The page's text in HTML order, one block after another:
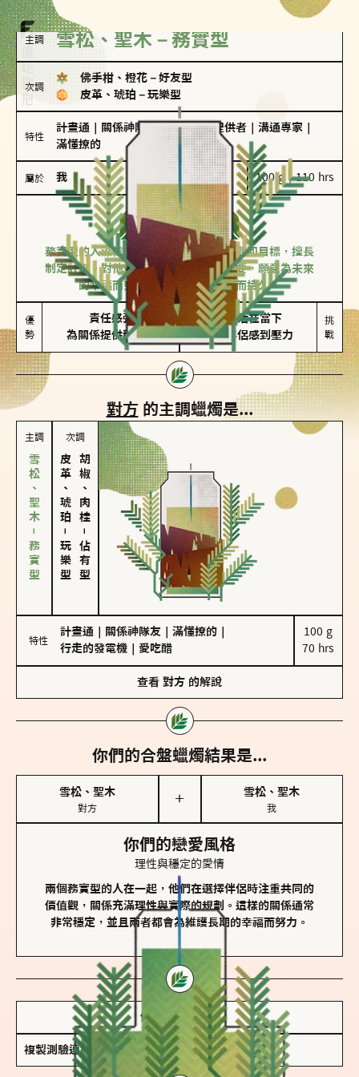
主調 雪松、聖木－務實型
次調
佛手柑、橙花 － 好友型
皮革、琥珀 － 玩樂型
特性
計畫通 關係神隊友 情緒價值提供者 溝通專家
滿懂撩的
屬於 我 100 g｜110 hrs
務實型
雪松、聖木
務實型的人深信愛情立基於共同的價值觀和目標，擅長
制定計劃。對他們來說，感情穩定最重要，願意為未來
的幸福而努力，讓愛情變得踏實而持久。
優
勢
責任感強
為關係提供穩定度
較難活在當下
易讓伴侶感到壓力
挑
戰
對方 的主調蠟燭是...
主調
雪松、聖木－務實型
次調
皮革、琥珀
－
玩樂型
胡椒、肉桂
－
佔有型
特性
計畫通 關係神隊友 滿懂撩的
行走的發電機
愛吃醋
100 g
70 hrs
查看 對方 的解說
你們的合盤蠟燭結果是...
雪松、聖木
對方
＋
雪松、聖木
我
你們的戀愛風格
理性與穩定的愛情
兩個務實型的人在一起，他們在選擇伴侶時注重共同的
價值觀，關係充滿理性與實際的規劃。這樣的關係通常
非常穩定，並且兩者都會為維護長期的幸福而努力。
儲存我的結果圖
複製測驗連結 查看香氛類型全解析 >>>